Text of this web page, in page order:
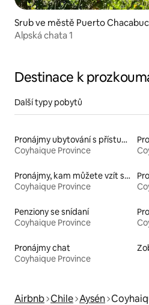
Srub ve městě Puerto
Alpská chata 1
Destinace k
Další typy pobytů
Pronájmy ubytování s přístupem k jezeru
Coyhaique Province
Pronájmy, kam můžete vzít své domácí mazlíčky
Coyhaique Province
Penziony se snídaní
Coyhaique Province
Pronájmy chat
Coyhaique Province
Airbnb Chile Aysén